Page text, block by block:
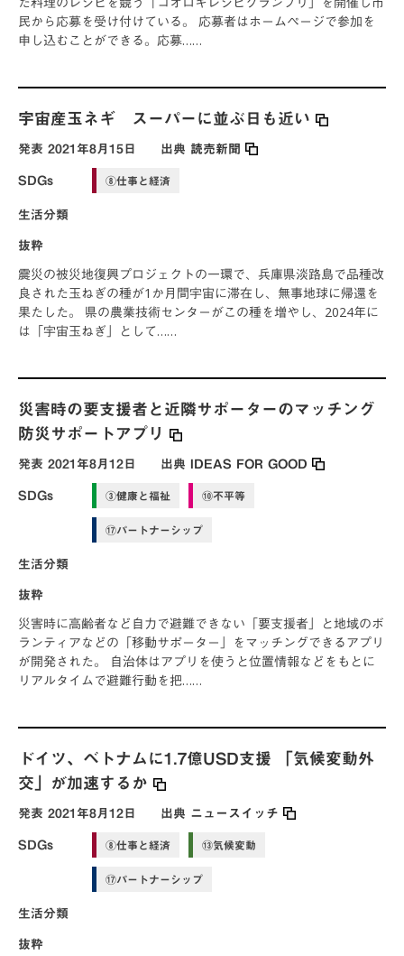
民から応募を受け付けている。 応募者はホームページで参加を
申し込むことができる。応募……
宇宙産玉ネギ スーパーに並ぶ日も近い
発表 2021年8月15日 出典 読売新聞
SDGs ⑧仕事と経済
生活分類
抜粋
震災の被災地復興プロジェクトの一環で、兵庫県淡路島で品種改
良された玉ねぎの種が1か月間宇宙に滞在し、無事地球に帰還を
果たした。 県の農業技術センターがこの種を増やし、2024年に
は「宇宙玉ねぎ」として……
災害時の要支援者と近隣サポーターのマッチング
防災サポートアプリ
発表 2021年8月12日 出典 IDEAS FOR GOOD
SDGs ③健康と福祉 ⑩不平等
⑰パートナーシップ
生活分類
抜粋
災害時に高齢者など自力で避難できない「要支援者」と地域のボ
ランティアなどの「移動サポーター」をマッチングできるアプリ
が開発された。 自治体はアプリを使うと位置情報などをもとに
リアルタイムで避難行動を把……
ドイツ、ベトナムに1.7億USD支援 「気候変動外
交」が加速するか
発表 2021年8月12日 出典 ニュースイッチ
SDGs ⑧仕事と経済 ⑬気候変動
⑰パートナーシップ
生活分類
抜粋